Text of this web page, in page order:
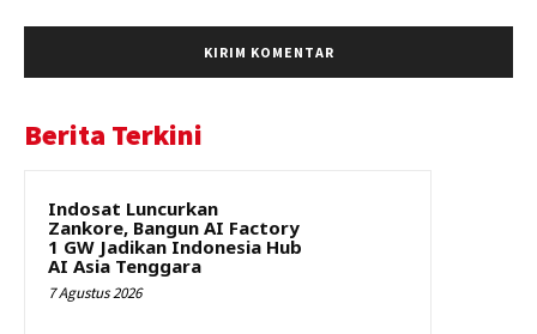
Berita Terkini
Indosat Luncurkan
Zankore, Bangun AI Factory
1 GW Jadikan Indonesia Hub
AI Asia Tenggara
7 Agustus 2026